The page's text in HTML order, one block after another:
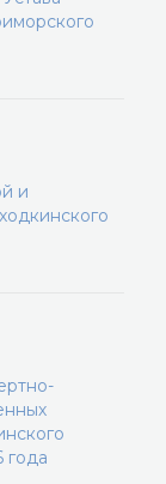
и
года